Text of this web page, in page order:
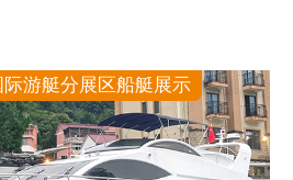
游艇分展区船艇展示